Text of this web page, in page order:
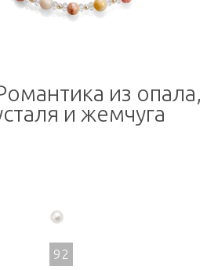
из опала,
и жемчуга
92